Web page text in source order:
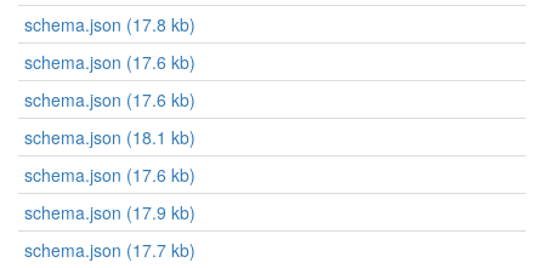
schema.json (17.8 kb)
schema.json (17.6 kb)
schema.json (17.6 kb)
schema.json (18.1 kb)
schema.json (17.6 kb)
schema.json (17.9 kb)
schema.json (17.7 kb)